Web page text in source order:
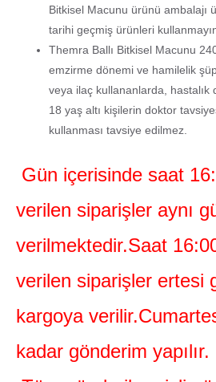
Bitkisel Macunu ürünü ambalajı
tarihi geçmiş ürünleri
Themra Ballı Bitkisel Macunu
emzirme dönemi ve hamilelik
veya ilaç kullananlarda, hastalık
18 yaş altı kişilerin doktor
kullanması tavsiye edilmez.
Gün içerisinde saat
verilen siparişler aynı
verilmektedir.Saat
verilen siparişler ertesi
kargoya
kadar gönderim yapılır.